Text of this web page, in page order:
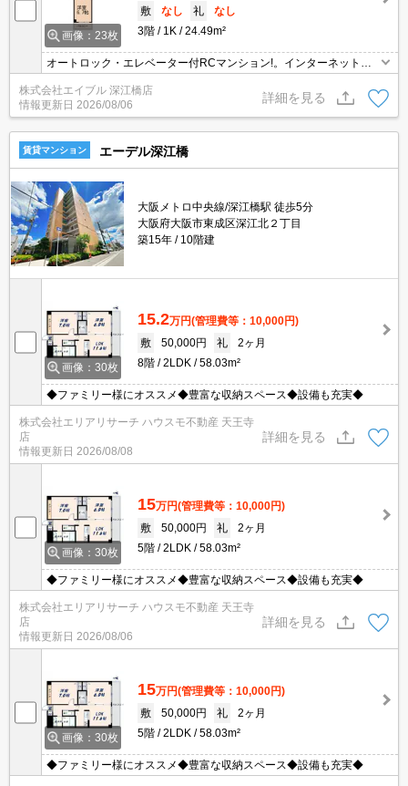
画像：23枚
敷
なし 礼
なし
3階
1K 24.49m²
オートロック・エレベーター付RCマンション!。インターネット無
初期費用・家賃カード払い可。日当たり良好。収納たっぷり。当店
のお勧め物件です。
株式会社エイブル 深江橋店
情報更新日 2026/08/06
詳細を見る
賃貸マンション エーデル深江橋
大阪メトロ中央線/深江橋駅 徒歩5分
大阪府大阪市東成区深江北２丁目
築15年
10階建
画像：30枚
15.2万円(管理費等：10,000円)
敷
50,000円 礼
2ヶ月
8階
2LDK 58.03m²
◆ファミリー様にオススメ◆豊富な収納スペース◆設備も充実◆
株式会社エリアリサーチ ハウスモ不動産 天王寺
店
情報更新日 2026/08/08
詳細を見る
画像：30枚
15万円(管理費等：10,000円)
敷
50,000円 礼
2ヶ月
5階
2LDK 58.03m²
◆ファミリー様にオススメ◆豊富な収納スペース◆設備も充実◆
株式会社エリアリサーチ ハウスモ不動産 天王寺
店
情報更新日 2026/08/06
詳細を見る
画像：30枚
15万円(管理費等：10,000円)
敷
50,000円 礼
2ヶ月
5階
2LDK 58.03m²
◆ファミリー様にオススメ◆豊富な収納スペース◆設備も充実◆